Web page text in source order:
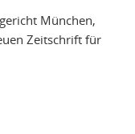
München,
Zeitschrift für